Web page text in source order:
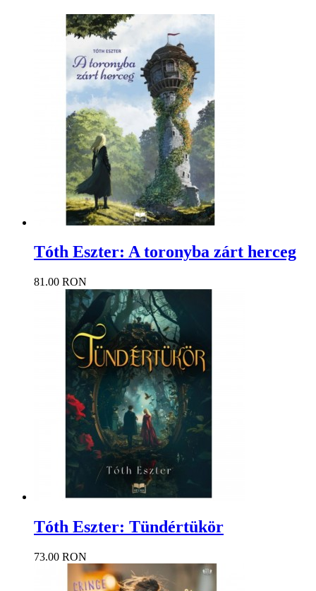
Tóth Eszter: A toronyba zárt herceg
81.00 RON
Tóth Eszter: Tündértükör
73.00 RON